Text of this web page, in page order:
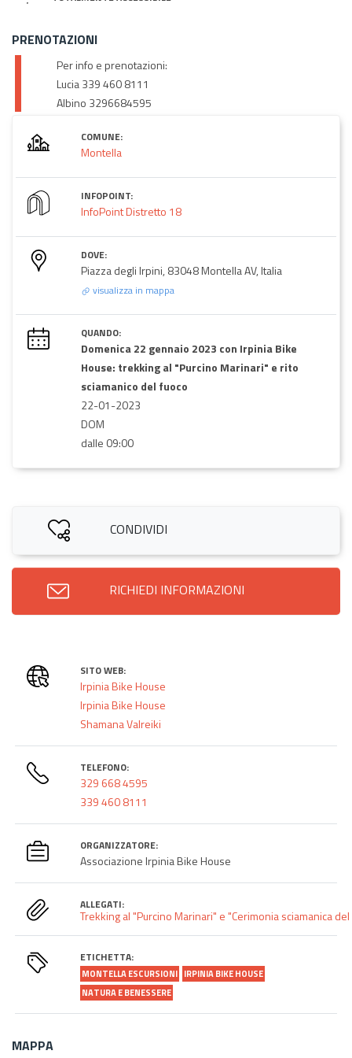
PRENOTAZIONI
Per info e prenotazioni:
Lucia 339 460 8111
Albino 3296684595
COMUNE:
Montella
INFOPOINT:
InfoPoint Distretto 18
DOVE:
Piazza degli Irpini, 83048 Montella AV, Italia
visualizza in mappa
QUANDO:
Domenica 22 gennaio 2023 con Irpinia Bike
House: trekking al "Purcino Marinari" e rito
sciamanico del fuoco
22-01-2023
DOM
dalle 09:00
CONDIVIDI
RICHIEDI INFORMAZIONI
SITO WEB:
Irpinia Bike House
Irpinia Bike House
Shamana Valreiki
TELEFONO:
329 668 4595
339 460 8111
ORGANIZZATORE:
Associazione Irpinia Bike House
ALLEGATI:
Trekking al "Purcino Marinari" e "Cerimonia sciamanica
ETICHETTA:
MONTELLA ESCURSIONI IRPINIA BIKE HOUSE
NATURA E BENESSERE
MAPPA